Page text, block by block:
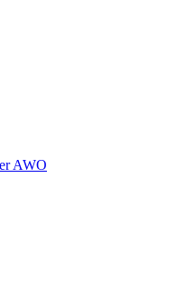
AWO